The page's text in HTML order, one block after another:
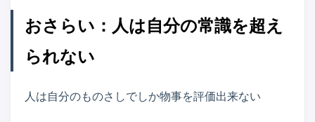
おさらい：人は自分の常識を超え
られない
人は自分のものさしでしか物事を評価出来ない